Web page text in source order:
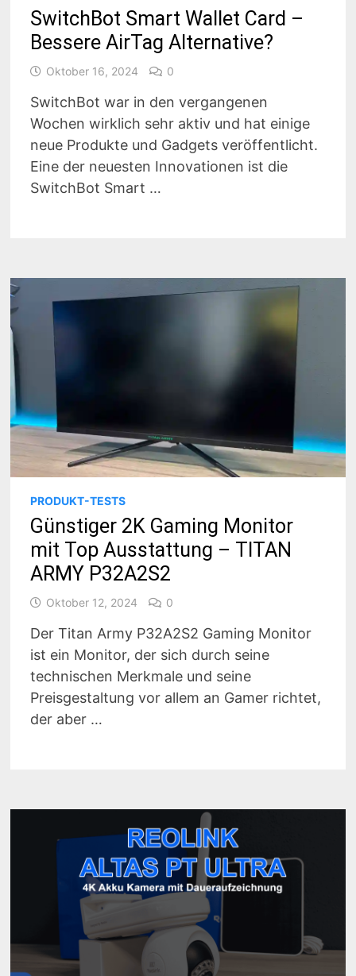
SwitchBot Smart Wallet Card –
Bessere AirTag Alternative?
Oktober 16, 2024 0
SwitchBot war in den vergangenen
Wochen wirklich sehr aktiv und hat einige
neue Produkte und Gadgets veröffentlicht.
Eine der neuesten Innovationen ist die
SwitchBot Smart …
PRODUKT-TESTS
Günstiger 2K Gaming Monitor
mit Top Ausstattung – TITAN
ARMY P32A2S2
Oktober 12, 2024 0
Der Titan Army P32A2S2 Gaming Monitor
ist ein Monitor, der sich durch seine
technischen Merkmale und seine
Preisgestaltung vor allem an Gamer richtet,
der aber …